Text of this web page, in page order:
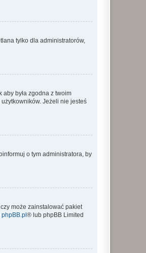
tylko dla administratorów,
była zgodna z twoim
Jeżeli nie jesteś
o tym administratora, by
może zainstalować pakiet
phpBB.pl® lub phpBB Limited